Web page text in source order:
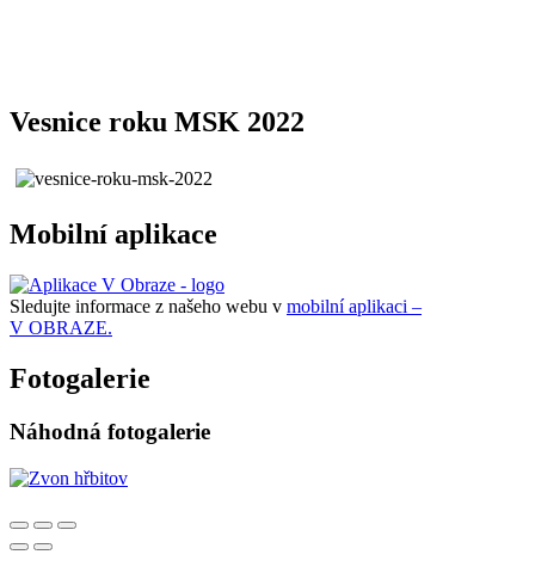
Vesnice roku MSK 2022
Mobilní aplikace
Sledujte informace z našeho webu v mobilní aplikaci –
V OBRAZE.
Fotogalerie
Náhodná fotogalerie